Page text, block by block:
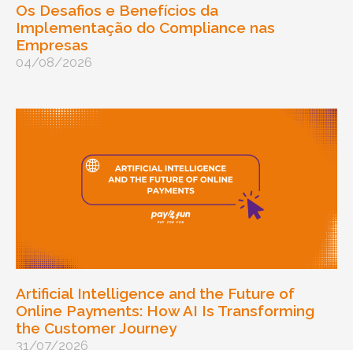
Os Desafios e Benefícios da
Implementação do Compliance nas
Empresas
04/08/2026
Artificial Intelligence and the Future of
Online Payments: How AI Is Transforming
the Customer Journey
31/07/2026